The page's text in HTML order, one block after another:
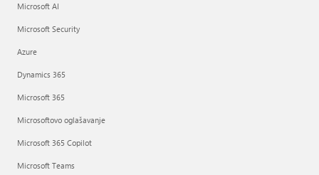
Microsoft AI
Microsoft Security
Azure
Dynamics 365
Microsoft 365
Microsoftovo oglašavanje
Microsoft 365 Copilot
Microsoft Teams